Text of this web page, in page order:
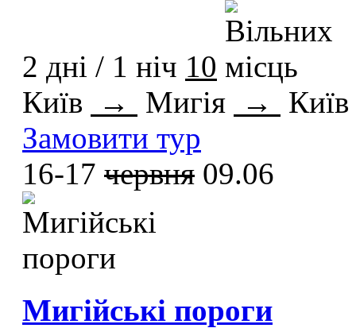
2 дні / 1 ніч 10
Київ
→ Мигія →
Київ
Замовити тур
16-17 червня 09.06
Мигійські пороги